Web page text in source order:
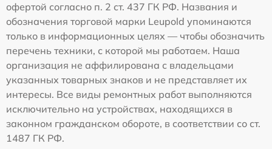
офертой согласно п. 2 ст. 437 ГК РФ. Названия и
обозначения торговой марки Leupold упоминаются
только в информационных целях — чтобы обозначить
перечень техники, с которой мы работаем. Наша
организация не аффилирована с владельцами
указанных товарных знаков и не представляет их
интересы. Все виды ремонтных работ выполняются
исключительно на устройствах, находящихся в
законном гражданском обороте, в соответствии со ст.
1487 ГК РФ.